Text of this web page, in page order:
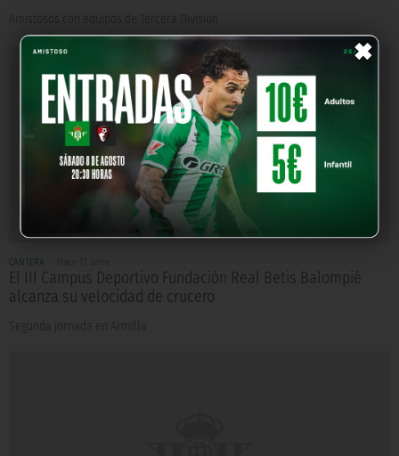
×
Amistosos con equipos de Tercera División
CANTERA
El III Campus Deportivo Fundación Real Betis Balompié
alcanza su velocidad de crucero
Segunda jornada en Armilla